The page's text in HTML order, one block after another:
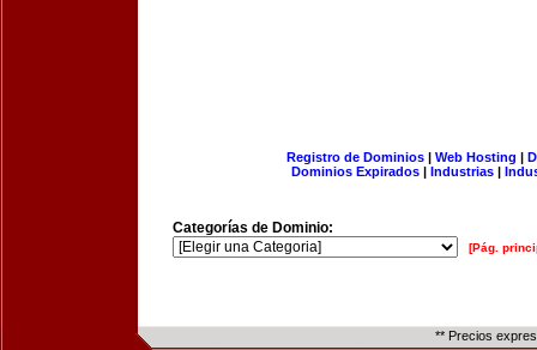
Registro de Dominios| Web Hosting |
Dominios Expirados | Industrias |
Categorías de Dominio:
[Pág.
** Precios